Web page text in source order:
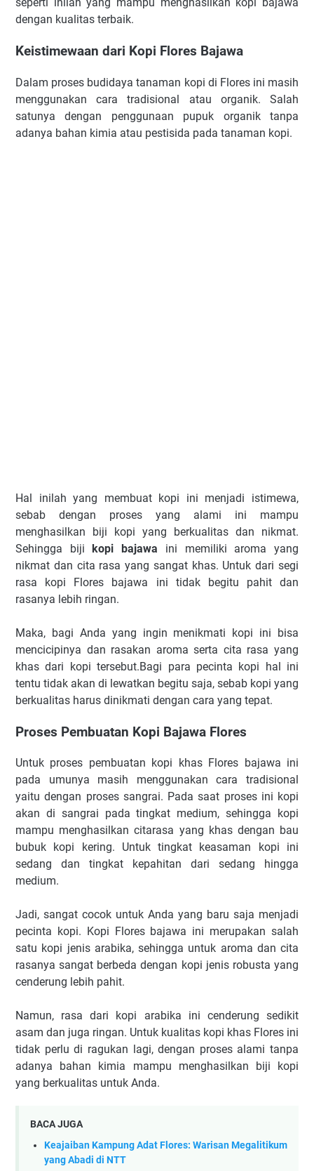
seperti inilah yang mampu menghasilkan kopi bajawa
dengan kualitas terbaik.
Keistimewaan dari Kopi Flores Bajawa
Dalam proses budidaya tanaman kopi di Flores ini masih
menggunakan cara tradisional atau organik. Salah
satunya dengan penggunaan pupuk organik tanpa
adanya bahan kimia atau pestisida pada tanaman kopi.
Hal inilah yang membuat kopi ini menjadi istimewa,
sebab dengan proses yang alami ini mampu
menghasilkan biji kopi yang berkualitas dan nikmat.
Sehingga biji kopi bajawa ini memiliki aroma yang
nikmat dan cita rasa yang sangat khas. Untuk dari segi
rasa kopi Flores bajawa ini tidak begitu pahit dan
rasanya lebih ringan.
Maka, bagi Anda yang ingin menikmati kopi ini bisa
mencicipinya dan rasakan aroma serta cita rasa yang
khas dari kopi tersebut.Bagi para pecinta kopi hal ini
tentu tidak akan di lewatkan begitu saja, sebab kopi yang
berkualitas harus dinikmati dengan cara yang tepat.
Proses Pembuatan Kopi Bajawa Flores
Untuk proses pembuatan kopi khas Flores bajawa ini
pada umunya masih menggunakan cara tradisional
yaitu dengan proses sangrai. Pada saat proses ini kopi
akan di sangrai pada tingkat medium, sehingga kopi
mampu menghasilkan citarasa yang khas dengan bau
bubuk kopi kering. Untuk tingkat keasaman kopi ini
sedang dan tingkat kepahitan dari sedang hingga
medium.
Jadi, sangat cocok untuk Anda yang baru saja menjadi
pecinta kopi. Kopi Flores bajawa ini merupakan salah
satu kopi jenis arabika, sehingga untuk aroma dan cita
rasanya sangat berbeda dengan kopi jenis robusta yang
cenderung lebih pahit.
Namun, rasa dari kopi arabika ini cenderung sedikit
asam dan juga ringan. Untuk kualitas kopi khas Flores ini
tidak perlu di ragukan lagi, dengan proses alami tanpa
adanya bahan kimia mampu menghasilkan biji kopi
yang berkualitas untuk Anda.
BACA JUGA
Keajaiban Kampung Adat Flores: Warisan Megalitikum
yang Abadi di NTT